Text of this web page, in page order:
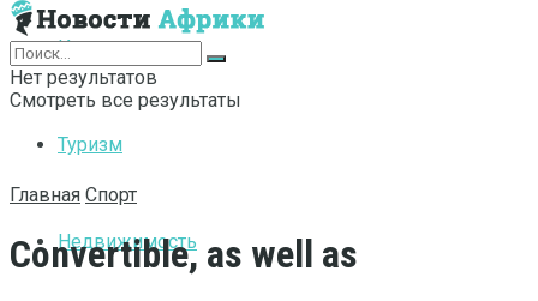
Интернет
Туризм
Недвижимость
Нет результатов
Смотреть все результаты
Главная Спорт
Convertible, as well as